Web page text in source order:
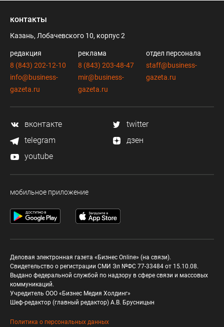
контакты
Казань, Лобачевского 10, корпус 2
редакция
8 (843) 202-12-10
info@business-
gazeta.ru
реклама
8 (843) 203-48-47
mir@business-
gazeta.ru
отдел персонала
staff@business-
gazeta.ru
вконтакте
twitter
telegram
дзен
youtube
мобильное приложение
Деловая электронная газета «Бизнес Online» (на связи).
Свидетельство о регистрации СМИ Эл №ФС 77-33484 от 15.10.08.
Выдано федеральной службой по надзору в сфере связи и массовых
коммуникаций.
Учредитель ООО «Бизнес Медия Холдинг»
Шеф-редактор (главный редактор) А.В. Брусницын
Политика о персональных данных